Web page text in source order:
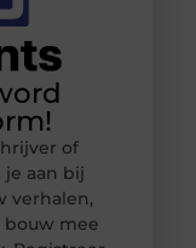
of
aan bij
verhalen,
mee